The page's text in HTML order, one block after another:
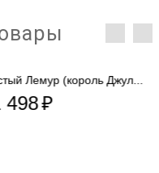
(король Джул...
₽